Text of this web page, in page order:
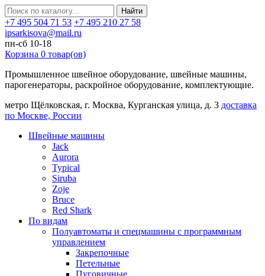
Найти
+7 495 504 71 53 +7 495 210 27 58
ipsarkisova@mail.ru
пн-сб 10-18
Корзина 0 товар(ов)
Промышленное швейное оборудование, швейные машины,
парогенераторы, раскройное оборудование, комплектующие.
метро Щёлковская, г. Москва, Курганская улица, д. 3 доставка
по Москве, России
Швейные машины
Jack
Aurora
Typical
Siruba
Zoje
Bruce
Red Shark
По видам
Полуавтоматы и спецмашины с программным
управлением
Закрепочные
Петельные
Пуговичные